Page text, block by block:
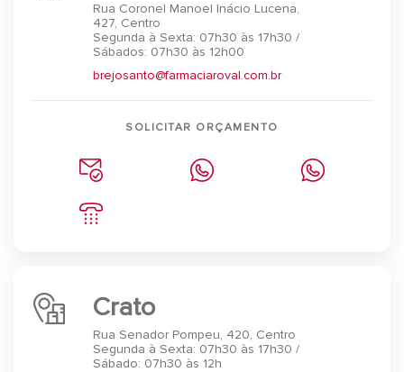
Rua Coronel Manoel Inácio Lucena,
427, Centro
Segunda à Sexta: 07h30 às 17h30 /
Sábados: 07h30 às 12h00
brejosanto@farmaciaroval.com.br
SOLICITAR ORÇAMENTO
Crato
Rua Senador Pompeu, 420, Centro
Segunda à Sexta: 07h30 às 17h30 /
Sábado: 07h30 às 12h